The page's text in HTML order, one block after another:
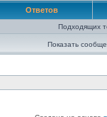
Ответов
Подходящих
Показать